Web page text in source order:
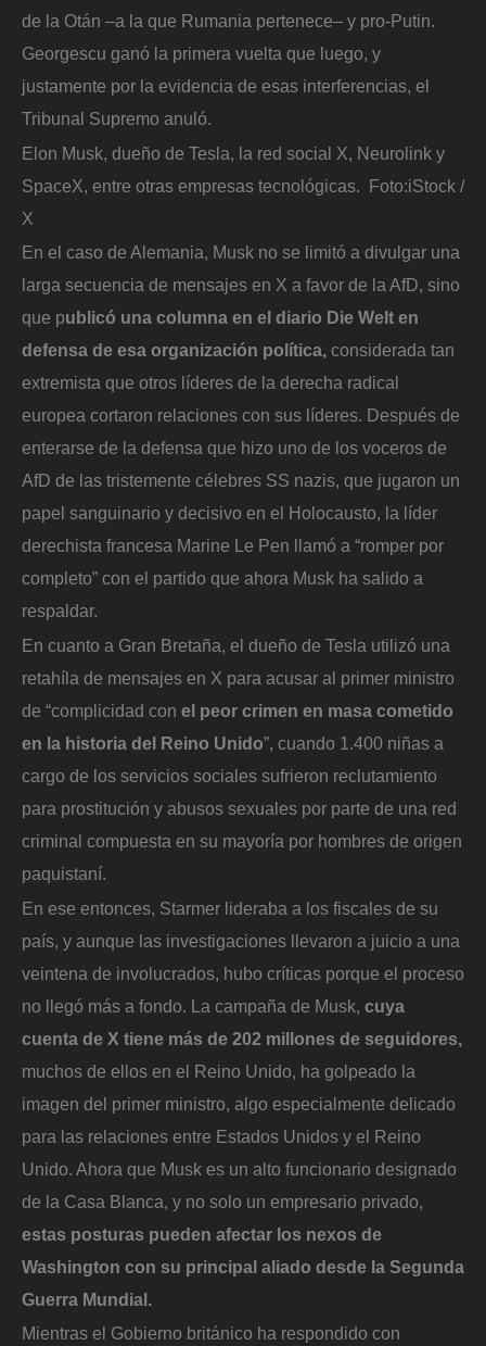
de la Otán –a la que Rumania pertenece– y pro-Putin.
Georgescu ganó la primera vuelta que luego, y
justamente por la evidencia de esas interferencias, el
Tribunal Supremo anuló.
Elon Musk, dueño de Tesla, la red social X, Neurolink y
SpaceX, entre otras empresas tecnológicas. Foto:iStock /
X
En el caso de Alemania, Musk no se limitó a divulgar una
larga secuencia de mensajes en X a favor de la AfD, sino
que publicó una columna en el diario Die Welt en
defensa de esa organización política, considerada tan
extremista que otros líderes de la derecha radical
europea cortaron relaciones con sus líderes. Después de
enterarse de la defensa que hizo uno de los voceros de
AfD de las tristemente célebres SS nazis, que jugaron un
papel sanguinario y decisivo en el Holocausto, la líder
derechista francesa Marine Le Pen llamó a “romper por
completo” con el partido que ahora Musk ha salido a
respaldar.
En cuanto a Gran Bretaña, el dueño de Tesla utilizó una
retahíla de mensajes en X para acusar al primer ministro
de “complicidad con el peor crimen en masa cometido
en la historia del Reino Unido”, cuando 1.400 niñas a
cargo de los servicios sociales sufrieron reclutamiento
para prostitución y abusos sexuales por parte de una red
criminal compuesta en su mayoría por hombres de origen
paquistaní.
En ese entonces, Starmer lideraba a los fiscales de su
país, y aunque las investigaciones llevaron a juicio a una
veintena de involucrados, hubo críticas porque el proceso
no llegó más a fondo. La campaña de Musk, cuya
cuenta de X tiene más de 202 millones de seguidores,
muchos de ellos en el Reino Unido, ha golpeado la
imagen del primer ministro, algo especialmente delicado
para las relaciones entre Estados Unidos y el Reino
Unido. Ahora que Musk es un alto funcionario designado
de la Casa Blanca, y no solo un empresario privado,
estas posturas pueden afectar los nexos de
Washington con su principal aliado desde la Segunda
Guerra Mundial.
Mientras el Gobierno británico ha respondido con